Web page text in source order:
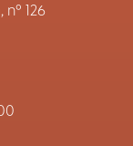
126